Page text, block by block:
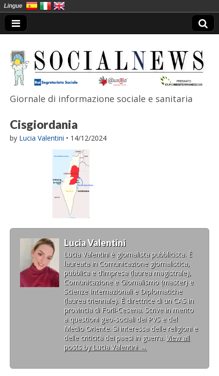
SocialNews
Giornale di informazione sociale e sanitaria
Cisgiordania
by Lucia Valentini • 14/12/2024
Lucia Valentini
Lucia Valentini è giornalista pubblicista. È
laureata in Comunicazione giornalistica,
pubblica e d’impresa (laurea magistrale),
Comunicazione e Giornalismo (master) e
Scienze Internazionali e Diplomatiche
(laurea triennale). È direttrice di un CAS in
provincia di Forlì-Cesena. Scrive in merito
a questioni geo-sociali dei PVS e del
Medio Oriente. Si interessa delle religioni e
delle criticità dei paesi in guerra. View all
posts by Lucia Valentini →
Lingue